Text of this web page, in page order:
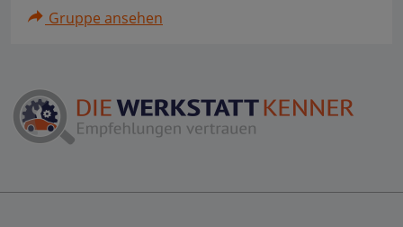
Gruppe ansehen